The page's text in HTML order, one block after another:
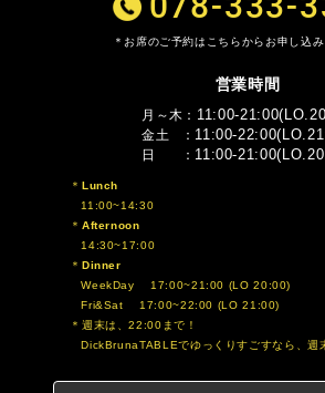
お席のご予約はこちらからお申し込み
営業時間
月～木 11:00-
金土 11:00-
日 11:00-
Lunch
11:00~14:30
Afternoon
14:30~17:00
Dinner
WeekDay 17:00~21:00 (LO 20:00)
Fri&Sat 17:00~22:00 (LO 21:00)
週末は、22:00まで！
DickBrunaTABLEでゆっくりすごすなら、週